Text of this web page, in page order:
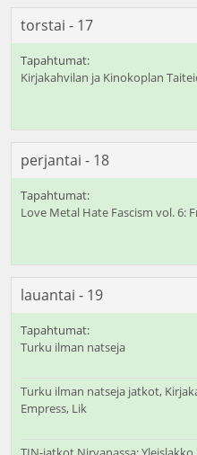
torstai - 17
Kirjakahvilan ja Kinokoplan
perjantai - 18
Love Metal Hate Fascism vol. 6:
lauantai - 19
Turku ilman natseja
Turku ilman natseja jatkot,
Empress, Lik